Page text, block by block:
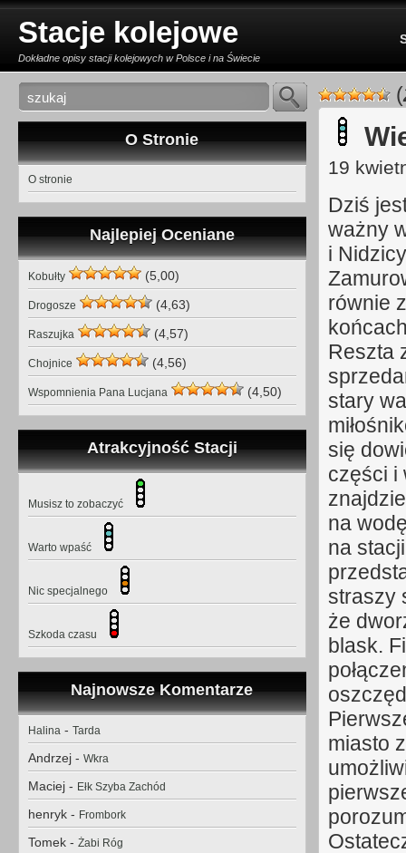
Stacje kolejowe
Dokładne opisy stacji kolejowych w Polsce i na Świecie
(
19
Dziś
ważny
i
równie
Reszta
stary
się
części i
na
na
straszy
że
blask.
miasto
O Stronie
O stronie
Najlepiej Oceniane
Kobułty (5,00)
Drogosze (4,63)
Raszujka (4,57)
Chojnice (4,56)
Wspomnienia Pana Lucjana (4,50)
Atrakcyjność Stacji
Musisz to zobaczyć
Warto wpaść
Nic specjalnego
Szkoda czasu
Najnowsze Komentarze
Halina - Tarda
Andrzej - Wkra
Maciej - Ełk Szyba Zachód
henryk - Frombork
Tomek - Żabi Róg